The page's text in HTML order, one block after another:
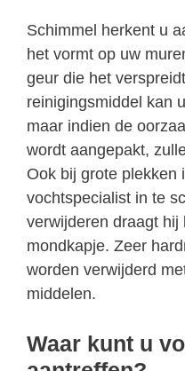
Schimmel herkent u
het vormt op uw
geur die het
reinigingsmiddel kan
maar indien de
wordt aangepakt,
Ook bij grote plekken
vochtspecialist in te
verwijderen draagt hij
mondkapje. Zeer
worden verwijderd
middelen.
Waar kunt u